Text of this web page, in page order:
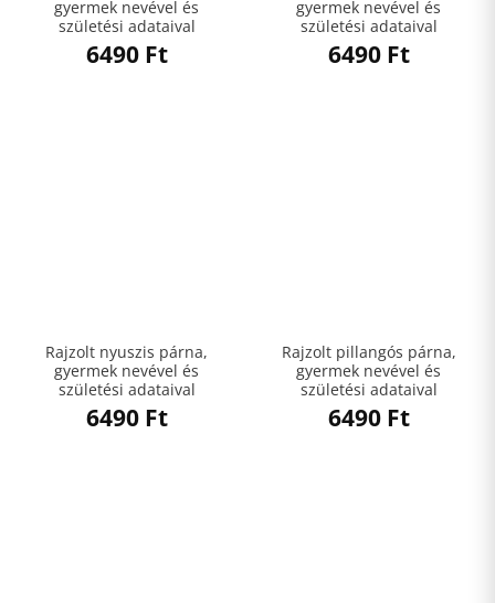
gyermek nevével és
születési adataival
6490 Ft
gyermek nevével és
születési adataival
6490 Ft
Rajzolt nyuszis párna,
gyermek nevével és
születési adataival
6490 Ft
Rajzolt pillangós párna,
gyermek nevével és
születési adataival
6490 Ft